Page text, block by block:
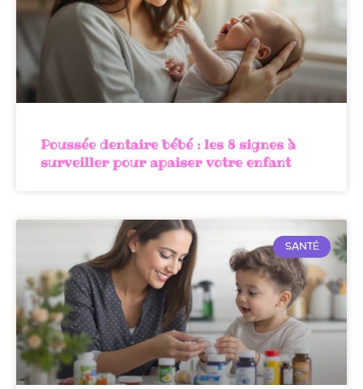
Poussée dentaire bébé : les 8 signes à
surveiller pour apaiser votre enfant
SANTÉ